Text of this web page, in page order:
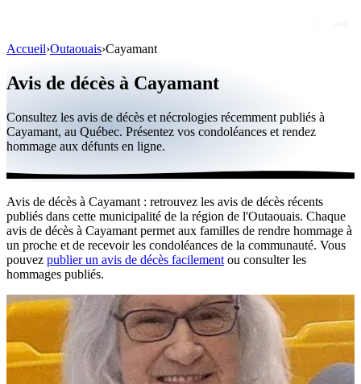
Personnalités publiques
Québec
Canada
International
Par région
Par ville
Maisons funéraires
Éternea
Publier un avis
Accueil›Outaouais›Cayamant
Avis de décès à Cayamant
Consultez les avis de décès et nécrologies récemment publiés à
Cayamant, au Québec. Présentez vos condoléances et rendez
hommage aux défunts en ligne.
Avis de décès à Cayamant : retrouvez les avis de décès récents
publiés dans cette municipalité de la région de l'Outaouais. Chaque
avis de décès à Cayamant permet aux familles de rendre hommage à
un proche et de recevoir les condoléances de la communauté. Vous
pouvez publier un avis de décès facilement ou consulter les
hommages publiés.